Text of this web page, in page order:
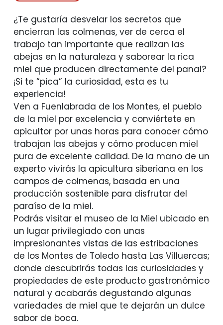
¿Te gustaría desvelar los secretos que
encierran las colmenas, ver de cerca el
trabajo tan importante que realizan las
abejas en la naturaleza y saborear la rica
miel que producen directamente del panal?
¡Si te “pica” la curiosidad, esta es tu
experiencia!
Ven a Fuenlabrada de los Montes, el pueblo
de la miel por excelencia y conviértete en
apicultor por unas horas para conocer cómo
trabajan las abejas y cómo producen miel
pura de excelente calidad. De la mano de un
experto vivirás la apicultura siberiana en los
campos de colmenas, basada en una
producción sostenible para disfrutar del
paraíso de la miel.
Podrás visitar el museo de la Miel ubicado en
un lugar privilegiado con unas
impresionantes vistas de las estribaciones
de los Montes de Toledo hasta Las Villuercas;
donde descubrirás todas las curiosidades y
propiedades de este producto gastronómico
natural y acabarás degustando algunas
variedades de miel que te dejarán un dulce
sabor de boca.